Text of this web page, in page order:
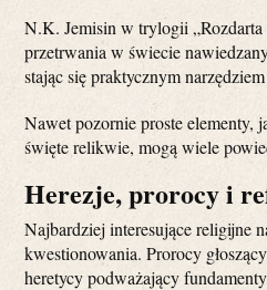
N.K. Jemisin w trylogii „Rozdarta
przetrwania w świecie
stając się praktycznym
Nawet pozornie proste elementy,
święte relikwie, mogą wiele
Herezje, prorocy i
Najbardziej interesujące religijne
kwestionowania. Prorocy
heretycy podważający